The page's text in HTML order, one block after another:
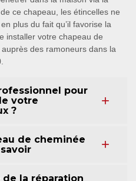
ce chapeau, les étincelles ne
plus du fait qu’il favorise la
installer votre chapeau de
des ramoneurs dans la
pour
votre
?
de cheminée
la réparation